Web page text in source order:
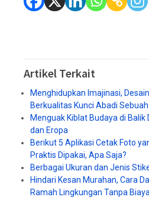
Artikel Terkait
Menghidupkan Imajinasi,
Berkualitas Kunci Abadi
Menguak Kiblat Budaya di Balik
dan Eropa
Berikut 5 Aplikasi Cetak Foto
Praktis Dipakai, Apa Saja?
Berbagai Ukuran dan Jenis
Hindari Kesan Murahan, Cara
Ramah Lingkungan Tanpa